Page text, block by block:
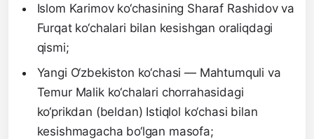
Islom Karimov ko‘chasining Sharaf Rashidov va
Furqat ko‘chalari bilan kesishgan oraliqdagi
qismi;
Yangi O‘zbekiston ko‘chasi — Mahtumquli va
Temur Malik ko‘chalari chorrahasidagi
ko‘prikdan (beldan) Istiqlol ko‘chasi bilan
kesishmagacha bo‘lgan masofa;